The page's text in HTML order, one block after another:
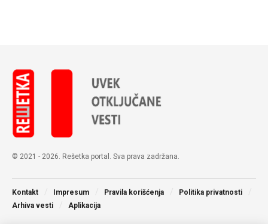
© 2021 - 2026. Rešetka portal. Sva prava zadržana.
Kontakt Impresum Pravila korišćenja
Politika privatnosti
Arhiva vesti
Aplikacija